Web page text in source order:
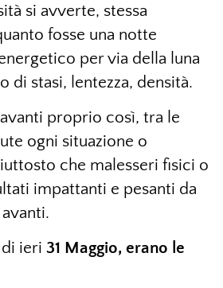
si avverte, stessa
fosse una notte
per via della luna
di stasi, lentezza, densità.
proprio così, tra le
ogni situazione o
che malesseri fisici o
impattanti e pesanti da
ieri 31 Maggio, erano le